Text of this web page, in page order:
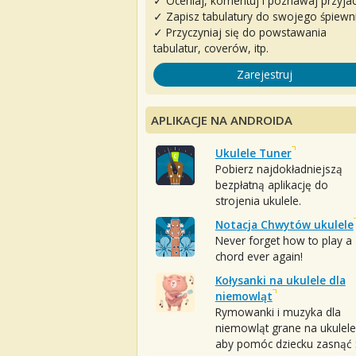
✓ Zapisz tabulatury do swojego
✓ Przyczyniaj się do powstawania
tabulatur, coverów, itp.
Zarejestruj
APLIKACJE NA ANDROIDA
Ukulele Tuner
Pobierz najdokładniejszą
bezpłatną aplikację do
strojenia ukulele.
Notacja Chwytów ukulele
Never forget how to play a
chord ever again!
Kołysanki na ukulele dla
niemowląt
Rymowanki i muzyka dla
niemowląt grane na
aby pomóc dziecku zasnąć